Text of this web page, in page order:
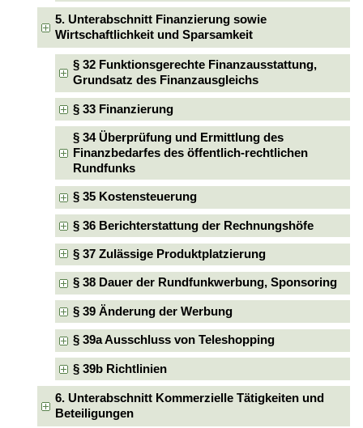
5. Unterabschnitt Finanzierung sowie
Wirtschaftlichkeit und Sparsamkeit
§ 32 Funktionsgerechte Finanzausstattung,
Grundsatz des Finanzausgleichs
§ 33 Finanzierung
§ 34 Überprüfung und Ermittlung des
Finanzbedarfes des öffentlich-rechtlichen
Rundfunks
§ 35 Kostensteuerung
§ 36 Berichterstattung der Rechnungshöfe
§ 37 Zulässige Produktplatzierung
§ 38 Dauer der Rundfunkwerbung, Sponsoring
§ 39 Änderung der Werbung
§ 39a Ausschluss von Teleshopping
§ 39b Richtlinien
6. Unterabschnitt Kommerzielle Tätigkeiten und
Beteiligungen